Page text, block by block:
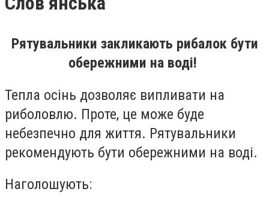
Рятувальники закликають рибалок бути
обережними на воді!
Тепла осінь дозволяє випливати на
риболовлю. Проте, це може буде
небезпечно для життя. Рятувальники
рекомендують бути обережними на воді.
Наголошують: